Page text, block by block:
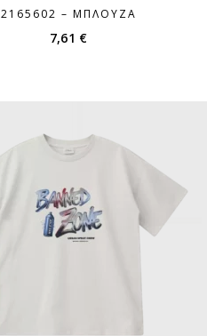
2165602 – ΜΠΛΟΎΖΑ
7,61 €